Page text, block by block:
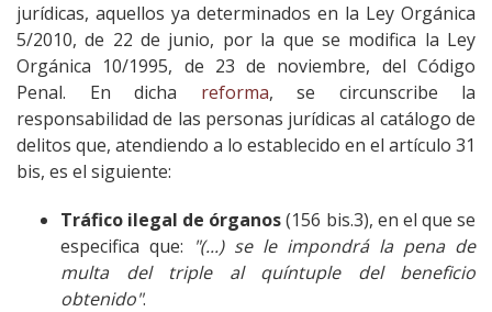
jurídicas, aquellos ya determinados en la Ley Orgánica
5/2010, de 22 de junio, por la que se modifica la Ley
Orgánica 10/1995, de 23 de noviembre, del Código
Penal. En dicha reforma, se circunscribe la
responsabilidad de las personas jurídicas al catálogo de
delitos que, atendiendo a lo establecido en el artículo 31
bis, es el siguiente:
Tráfico ilegal de órganos(156 bis.3), en el que se
especifica que: "(...) se le impondrá la pena de
multa del triple al quíntuple del beneficio
obtenido".